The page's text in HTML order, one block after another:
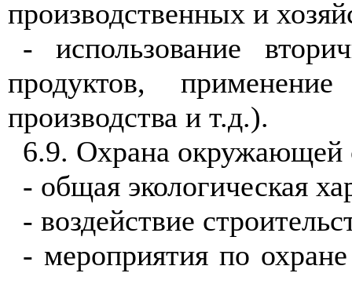
производственных и
- использование
продуктов,
производства и т.д.).
6.9. Охрана окружающей
- общая экологическая
- воздействие
- мероприятияпо